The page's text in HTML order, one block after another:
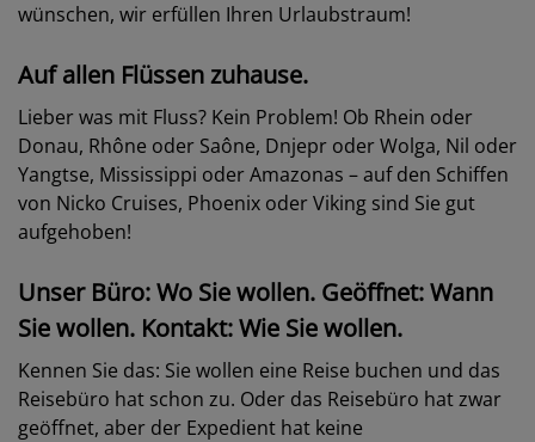
wünschen, wir erfüllen Ihren Urlaubstraum!
Auf allen Flüssen zuhause.
Lieber was mit Fluss? Kein Problem! Ob Rhein oder
Donau, Rhône oder Saône, Dnjepr oder Wolga, Nil oder
Yangtse, Mississippi oder Amazonas – auf den Schiffen
von Nicko Cruises, Phoenix oder Viking sind Sie gut
aufgehoben!
Unser Büro: Wo Sie wollen. Geöffnet: Wann
Sie wollen. Kontakt: Wie Sie wollen.
Kennen Sie das: Sie wollen eine Reise buchen und das
Reisebüro hat schon zu. Oder das Reisebüro hat zwar
geöffnet, aber der Expedient hat keine